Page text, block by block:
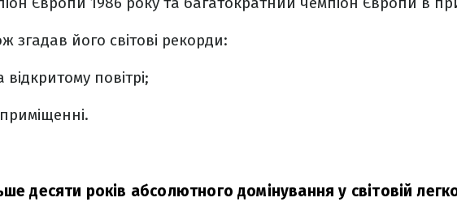
згадав його світові рекорди:
відкритому повітрі;
десяти років абсолютного домінування у світовій